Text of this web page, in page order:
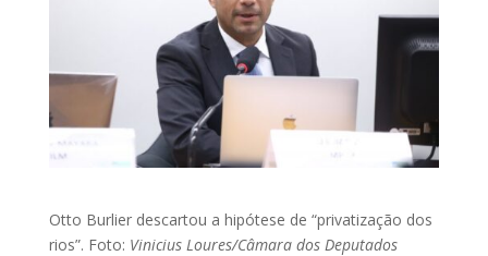
Otto Burlier descartou a hipótese de “privatização dos
rios”. Foto: Vinicius Loures/Câmara dos Deputados